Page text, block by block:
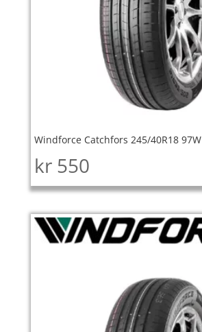
Windforce Catchfors 245/40R18 97W
kr 550